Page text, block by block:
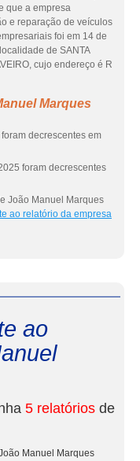
que a empresa
e reparação de veículos
foi em 14 de
de SANTA
cujo endereço é R
Marques
decrescentes em
foram decrescentes
João Manuel Marques
ao relatório da empresa
ao
5 relatórios de
Manuel Marques